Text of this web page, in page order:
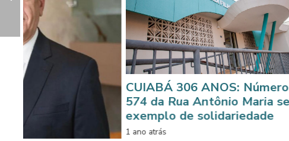
CUIABÁ 306 ANOS: Número
574 da Rua Antônio Maria sedia
exemplo de solidariedade
1 ano atrás